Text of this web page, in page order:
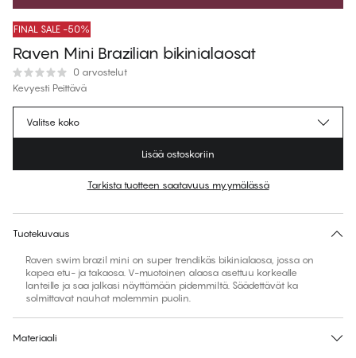
FINAL SALE -50%
Raven Mini Brazilian bikinialaosat
0 arvostelut
Kevyesti Peittävä
€33.95Normaalihinta
Ei ehdotettua kokoa tähän tuotteeseen
Valitse koko
Lisää ostoskoriin
Tarkista tuotteen saatavuus myymälässä
Tuotekuvaus
Raven swim brazil mini on super trendikäs bikinialaosa, jossa on
kapea etu- ja takaosa. V-muotoinen alaosa asettuu korkealle
lanteille ja saa jalkasi näyttämään pidemmiltä. Säädettävät ka
solmittavat nauhat molemmin puolin.
Materiaali